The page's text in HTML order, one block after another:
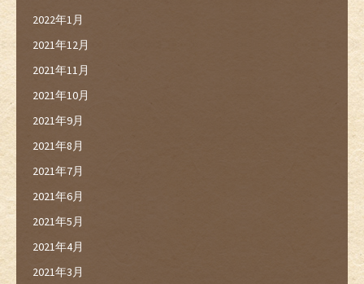
2022年1月
2021年12月
2021年11月
2021年10月
2021年9月
2021年8月
2021年7月
2021年6月
2021年5月
2021年4月
2021年3月